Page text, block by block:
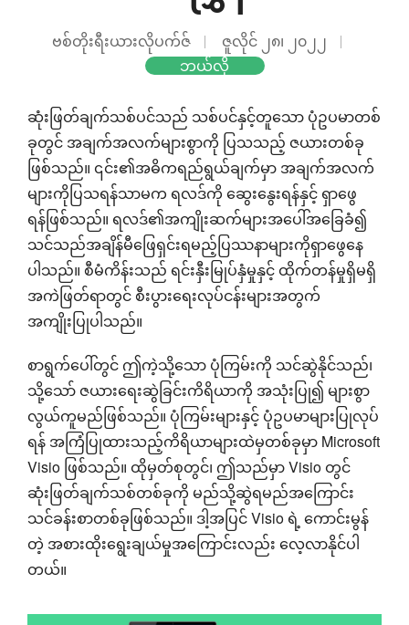
ဗစ်တိုးရီးယားလိုပက်ဇ်
ဇူလိုင် ၂၈၊ ၂၀၂၂
ဘယ်လို
ဆုံးဖြတ်ချက်သစ်ပင်သည် သစ်ပင်နှင့်တူသော ပုံဥပမာတစ်
ခုတွင် အချက်အလက်များစွာကို ပြသသည့် ဇယားတစ်ခု
ဖြစ်သည်။ ၎င်း၏အဓိကရည်ရွယ်ချက်မှာ အချက်အလက်
များကိုပြသရန်သာမက ရလဒ်ကို ဆွေးနွေးရန်နှင့် ရှာဖွေ
ရန်ဖြစ်သည်။ ရလဒ်၏အကျိုးဆက်များအပေါ်အခြေခံ၍
သင်သည်အချိန်မီဖြေရှင်းရမည့်ပြဿနာများကိုရှာဖွေနေ
ပါသည်။ စီမံကိန်းသည် ရင်းနှီးမြုပ်နှံမှုနှင့် ထိုက်တန်မှုရှိမရှိ
အကဲဖြတ်ရာတွင် စီးပွားရေးလုပ်ငန်းများအတွက်
အကျိုးပြုပါသည်။
စာရွက်ပေါ်တွင် ဤကဲ့သို့သော ပုံကြမ်းကို သင်ဆွဲနိုင်သည်၊
သို့သော် ဇယားရေးဆွဲခြင်းကိရိယာကို အသုံးပြု၍ များစွာ
လွယ်ကူမည်ဖြစ်သည်။ ပုံကြမ်းများနှင့် ပုံဥပမာများပြုလုပ်
ရန် အကြံပြုထားသည့်ကိရိယာများထဲမှတစ်ခုမှာ Microsoft
Visio ဖြစ်သည်။ ထိုမှတ်စုတွင်၊ ဤသည်မှာ Visio တွင်
ဆုံးဖြတ်ချက်သစ်တစ်ခုကို မည်သို့ဆွဲရမည်အကြောင်း
သင်ခန်းစာတစ်ခုဖြစ်သည်။ ဒါ့အပြင် Visio ရဲ့ ကောင်းမွန်
တဲ့ အစားထိုးရွေးချယ်မှုအကြောင်းလည်း လေ့လာနိုင်ပါ
တယ်။